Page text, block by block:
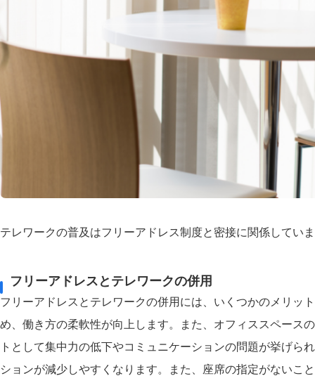
テレワークの普及はフリーアドレス制度と密接に関係してい
フリーアドレスとテレワークの併用
フリーアドレスとテレワークの併用には、いくつかのメリッ
め、働き方の柔軟性が向上します。また、オフィススペース
トとして集中力の低下やコミュニケーションの問題が挙げ
ションが減少しやすくなります。また、座席の指定がないこ